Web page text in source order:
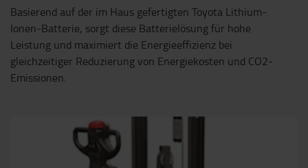
Basierend auf der im Haus gefertigten Toyota Lithium-
Ionen-Batterie, sorgt diese Batterielösung für hohe
Leistung und maximiert die Energieeffizienz bei
gleichzeitiger Reduzierung von Energiekosten und CO2-
Emissionen.